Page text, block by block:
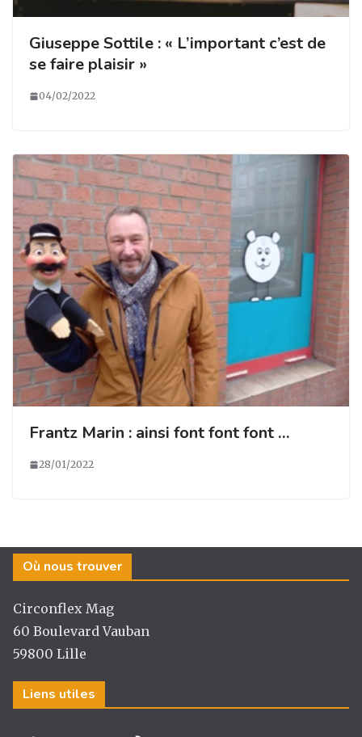
Giuseppe Sottile : « L’important c’est de
se faire plaisir »
04/02/2022
Frantz Marin : ainsi font font font …
28/01/2022
Où nous trouver
Circonflex Mag
60 Boulevard Vauban
59800 Lille
Liens utiles